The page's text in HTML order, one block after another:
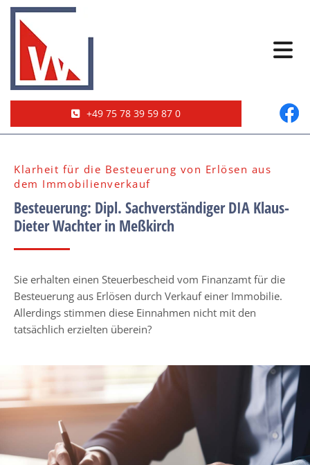
+49 75 78 39 59 87 0
Klarheit für die Besteuerung von Erlösen aus
dem Immobilienverkauf
Besteuerung: Dipl. Sachverständiger DIA Klaus-
Dieter Wachter in Meßkirch
Sie erhalten einen Steuerbescheid vom Finanzamt für die
Besteuerung aus Erlösen durch Verkauf einer Immobilie.
Allerdings stimmen diese Einnahmen nicht mit den
tatsächlich erzielten überein?